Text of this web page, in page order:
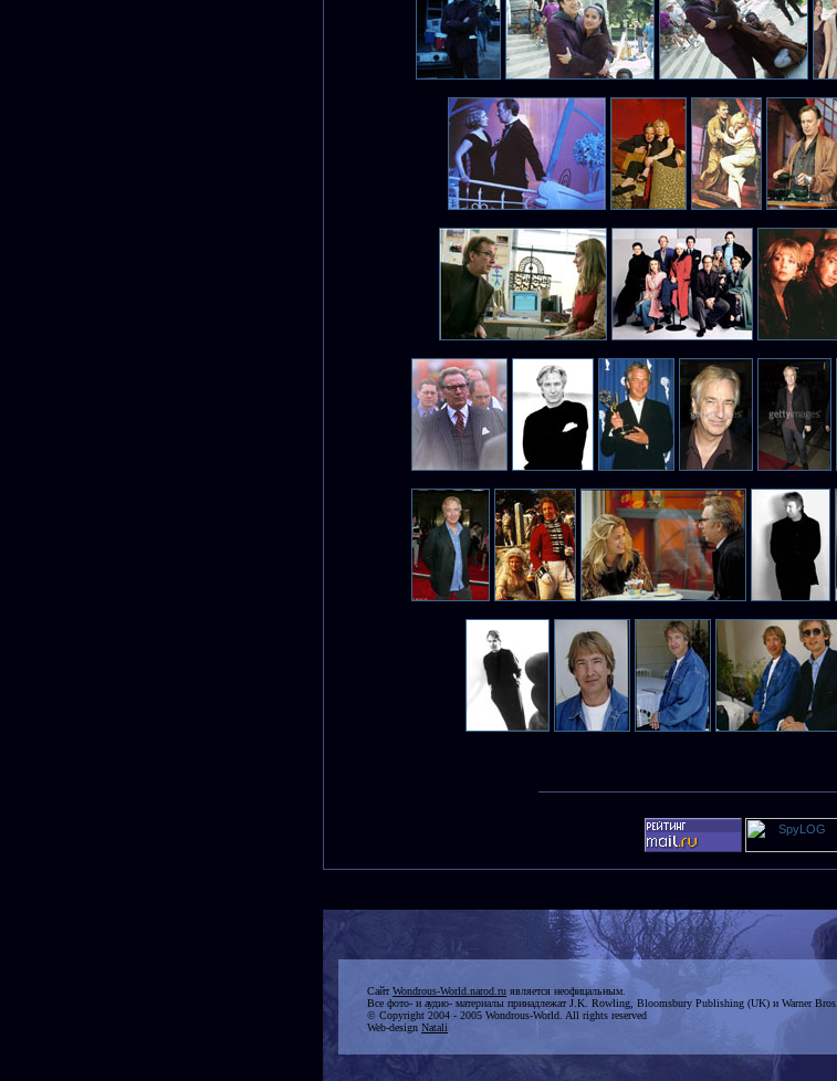
СайтWondrous-World.narod.ru является неофицальным.
Все фото- и аудио- материалы принадлежат J.K. Rowling, Bloomsbury Publishing (UK) и Warner Bros.
© Copyright 2004 - 2005 Wondrous-World. All rights reserved
Web-design Natali